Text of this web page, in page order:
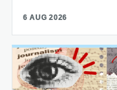
6 AUG 2026